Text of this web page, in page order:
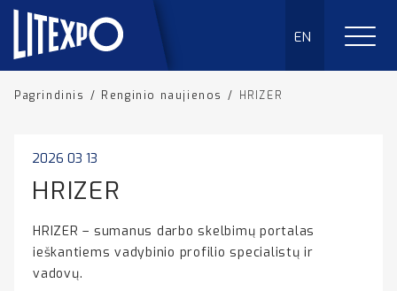
EN
Pagrindinis / Renginio naujienos / HRIZER
2026 03 13
HRIZER
HRIZER – sumanus darbo skelbimų portalas
ieškantiems vadybinio profilio specialistų ir
vadovų.